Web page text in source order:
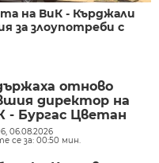
на ВиК - Кърджали
за злоупотреби с
отново
директор на
- Бургас Цветан
06.08.2026
се за: 00:50 мин.